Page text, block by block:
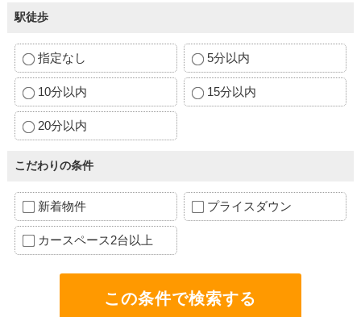
駅徒歩
指定なし 5分以内
10分以内 15分以内
20分以内
こだわりの条件
新着物件 プライスダウン
カースペース2台以上